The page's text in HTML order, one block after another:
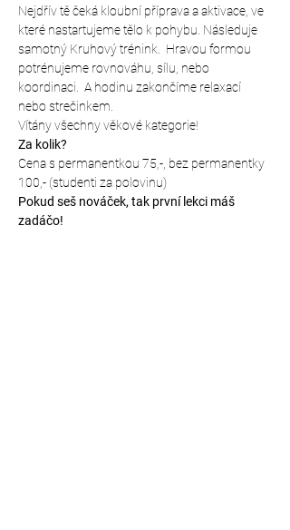
Nejdřív tě čeká kloubní příprava a aktivace, ve
které nastartujeme tělo k pohybu. Následuje
samotný Kruhový trénink.  Hravou formou
potrénujeme rovnováhu, sílu, nebo
koordinaci.  A hodinu zakončíme relaxací
nebo strečinkem.
Vítány všechny věkové kategorie!
Za kolik?
Cena s permanentkou 75,-, bez permanentky
100,- (studenti za polovinu)
Pokud seš nováček, tak první lekci máš
zadáčo!